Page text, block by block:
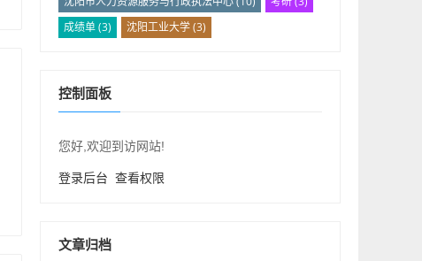
成绩单(3) 沈阳工业大学(3)
控制面板
您好,欢迎到访网站!
登录后台 查看权限
文章归档